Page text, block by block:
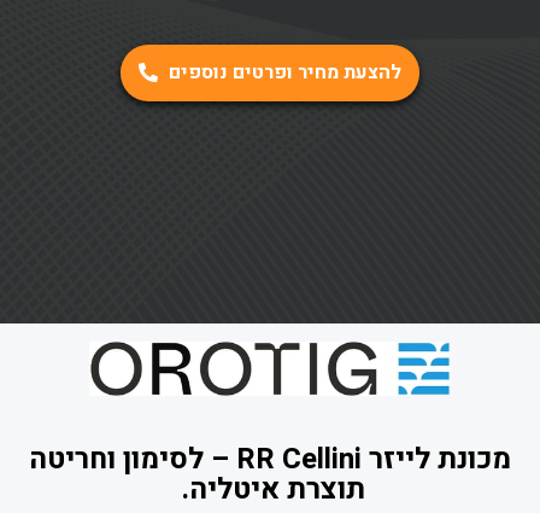
להצעת מחיר ופרטים נוספים
מכונת לייזר RR Cellini – לסימון וחריטה
תוצרת איטליה.